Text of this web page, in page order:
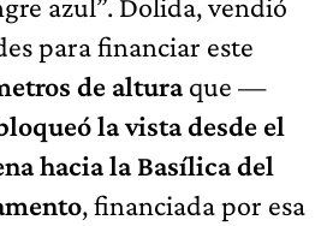
para financiar este
de alturaque —
la vista desde el
hacia la Basílica del
, financiada por esa